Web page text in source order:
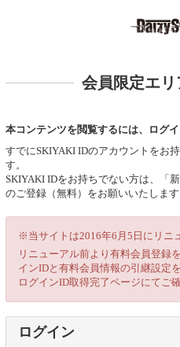
会員限定エ
本コンテンツを閲覧するには、ログイ
すでにSKIYAKI IDのアカウントをお
す。
SKIYAKI IDをお持ちでない方は、「
のご登録（無料）をお願いいたします
※当サイトは2016年6月5日にリニ
リニューアル前より有料会員登録
インIDと有料会員情報の引継設定
ログインID取得完了ページにてご
ログイン